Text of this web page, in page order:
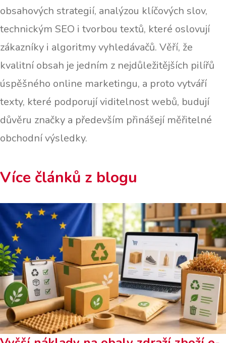
obsahových strategií, analýzou klíčových slov,
technickým SEO i tvorbou textů, které oslovují
zákazníky i algoritmy vyhledávačů. Věří, že
kvalitní obsah je jedním z nejdůležitějších pilířů
úspěšného online marketingu, a proto vytváří
texty, které podporují viditelnost webů, budují
důvěru značky a především přinášejí měřitelné
obchodní výsledky.
Více článků z blogu